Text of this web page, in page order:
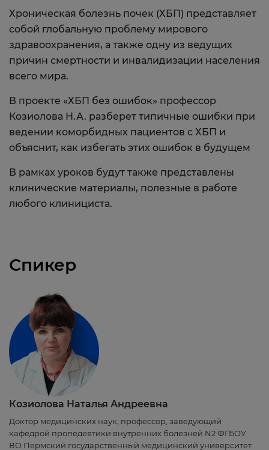
Хроническая болезнь почек (ХБП) представляет
собой глобальную проблему мирового
здравоохранения, а также одну из ведущих
причин смертности и инвалидизации населения
всего мира.
В проекте «ХБП без ошибок» профессор
Козиолова Н.А. разберет типичные ошибки при
ведении коморбидных пациентов с ХБП и
объяснит, как избегать этих ошибок в будущем
В рамках уроков будут также представлены
клинические материалы, полезные в работе
любого клинициста.
Спикер
Козиолова Наталья Андреевна
Доктор медицинских наук, профессор, заведующий
кафедрой пропедевтики внутренних болезней N2 ФГБОУ
ВО Пермский государственный медицинский университет